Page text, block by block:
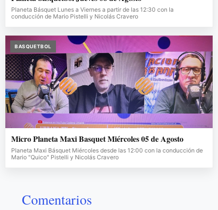
Planeta Básquet Lunes a Viernes a partir de las 12:30 con la
conducción de Mario Pistelli y Nicolás Cravero
BASQUETBOL
Micro Planeta Maxi Basquet Miércoles 05 de Agosto
Planeta Maxi Básquet Miércoles desde las 12:00 con la conducción de
Mario "Quico" Pistelli y Nicolás Cravero
Comentarios